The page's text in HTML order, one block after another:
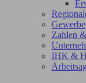
Zahlen
IHK &